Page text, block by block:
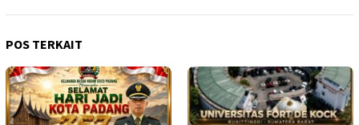
POS TERKAIT